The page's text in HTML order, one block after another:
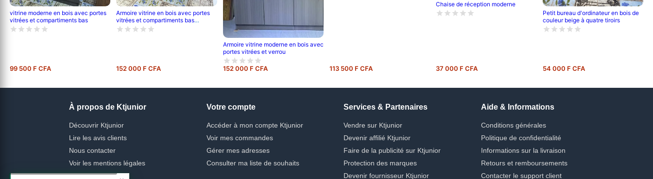
vitrine moderne en bois avec portes
vitrées et compartiments bas
99 500 F CFA
Armoire vitrine en bois avec portes
vitrées et compartiments bas
verrouillables
152 000 F CFA
Armoire vitrine moderne en bois avec
portes vitrées et verrou
152 000 F CFA 113 500 F CFA
Chaise de réception moderne
37 000 F CFA
Petit bureau d'ordinateur en bois de
couleur beige à quatre tiroirs
54 000 F CFA
À propos de Ktjunior
Découvrir Ktjunior
Lire les avis clients
Nous contacter
Voir les mentions légales
Votre compte
Accéder à mon compte Ktjunior
Voir mes commandes
Gérer mes adresses
Consulter ma liste de souhaits
Services & Partenaires
Vendre sur Ktjunior
Devenir affilié Ktjunior
Faire de la publicité sur Ktjunior
Protection des marques
Devenir fournisseur Ktjunior
Aide & Informations
Conditions générales
Politique de confidentialité
Informations sur la livraison
Retours et remboursements
Contacter le support client